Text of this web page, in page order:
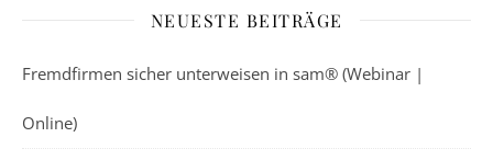
NEUESTE BEITRÄGE
Fremdfirmen sicher unterweisen in sam® (Webinar |
Online)